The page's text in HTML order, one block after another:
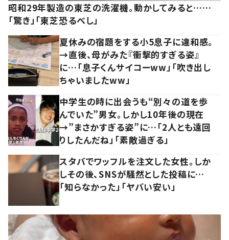
昭和29年製造の東芝の洗濯機。動かしてみると……
「驚き」「東芝恐るべし」
夏休みの宿題をする小5息子に違和感。
→直後、母がみた『衝撃的すぎる姿』
に…「息子くんサイコーww」「吹き出し
ちゃいましたww」
中学生の時に出会うも“別々の道を歩
んでいた”男女。しかし10年後の現在
→”まさかすぎる姿”に…「2人とも遠回
りしたんだね」「素敵過ぎる」
スタバでワッフルを注文した女性。しか
しその後、SNSが騒然とした投稿に…
「知らなかった」「ヤバい安い」